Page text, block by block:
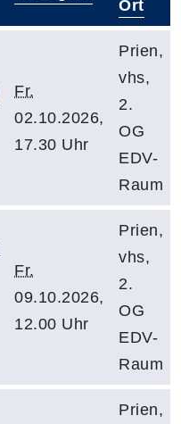
Ort
Fr.
02.10.2026,
17.30 Uhr
Prien,
vhs,
2.
OG
EDV-
Raum
Fr.
09.10.2026,
12.00 Uhr
Prien,
vhs,
2.
OG
EDV-
Raum
Prien,